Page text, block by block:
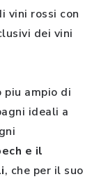
vini rossi con
dei vini
piu ampio di
ideali a
e il
, che per il suo